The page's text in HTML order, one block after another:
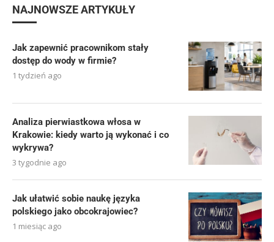
NAJNOWSZE ARTYKUŁY
Jak zapewnić pracownikom stały
dostęp do wody w firmie?
1 tydzień ago
Analiza pierwiastkowa włosa w
Krakowie: kiedy warto ją wykonać i co
wykrywa?
3 tygodnie ago
Jak ułatwić sobie naukę języka
polskiego jako obcokrajowiec?
1 miesiąc ago